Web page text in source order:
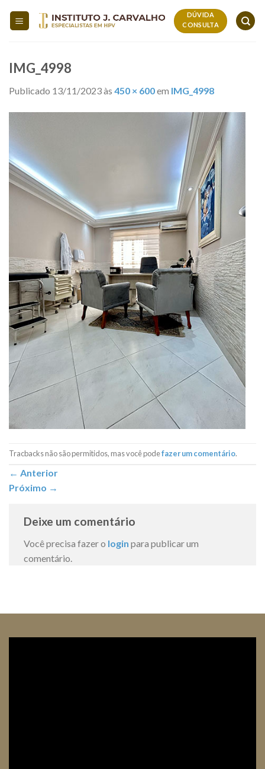
DÚVIDA
CONSULTA
IMG_4998
Publicado 13/11/2023às 450 × 600em IMG_4998
Tracbacks não são permitidos, mas você podefazer um comentário.
← Anterior
Próximo →
Deixe um comentário
Você precisa fazer o login para publicar um
comentário.